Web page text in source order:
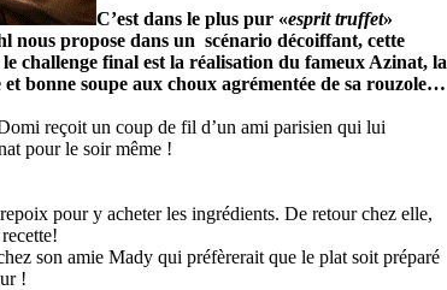
C’est dans le plus pur «esprit truffet»
nous propose dans un scénario décoiffant, cette
challenge final est la réalisation du fameux Azinat, la
bonne soupe aux choux agrémentée de sa rouzole…
reçoit un coup de fil d’un ami parisien qui lui
pour le soir même !
pour y acheter les ingrédients. De retour chez elle,
son amie Mady qui préfèrerait que le plat soit préparé
!